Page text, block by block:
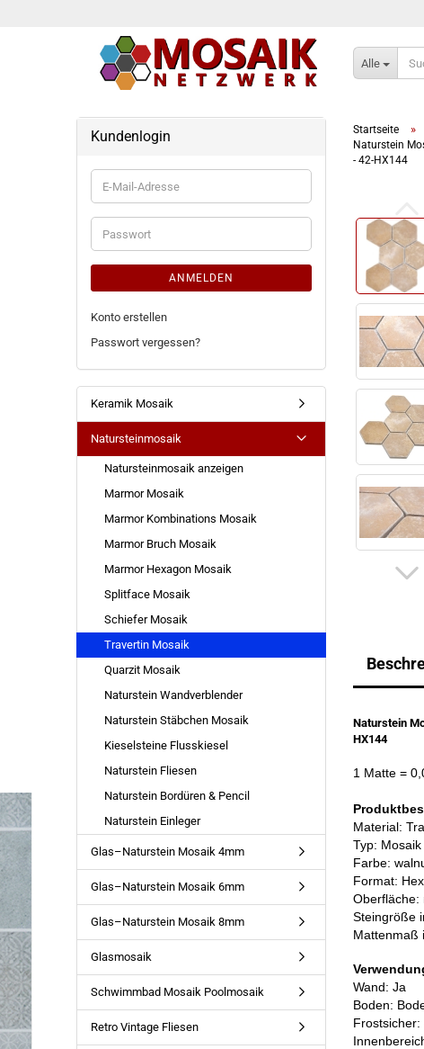
Alle
Startseite »
Naturstein
- 42-HX144
Naturstein
HX144
1 Matte =
Material:
Typ: Mosaik
Farbe:
Format:
Oberfläche:
Steingröße
Mattenmaß
Wand: Ja
Boden:
Frostsicher:
Kundenlogin
E-
Mail-
Adresse
Passwort
ANMELDEN
Konto erstellen
Passwort vergessen?
Keramik Mosaik
Natursteinmosaik
Natursteinmosaik anzeigen
Marmor Mosaik
Marmor Kombinations Mosaik
Marmor Bruch Mosaik
Marmor Hexagon Mosaik
Splitface Mosaik
Schiefer Mosaik
Travertin Mosaik
Quarzit Mosaik
Naturstein Wandverblender
Naturstein Stäbchen Mosaik
Kieselsteine Flusskiesel
Naturstein Fliesen
Naturstein Bordüren & Pencil
Naturstein Einleger
Glas–Naturstein Mosaik 4mm
Glas–Naturstein Mosaik 6mm
Glas–Naturstein Mosaik 8mm
Glasmosaik
Schwimmbad Mosaik Poolmosaik
Retro Vintage Fliesen